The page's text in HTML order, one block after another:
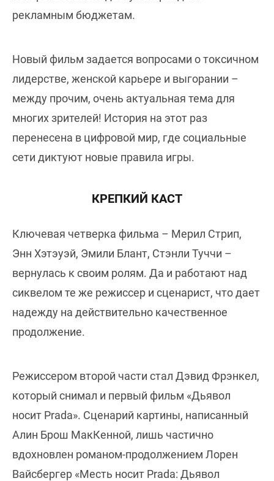
рекламным бюджетам.
Новый фильм задается вопросами о токсичном
лидерстве, женской карьере и выгорании –
между прочим, очень актуальная тема для
многих зрителей! История на этот раз
перенесена в цифровой мир, где социальные
сети диктуют новые правила игры.
КРЕПКИЙ КАСТ
Ключевая четверка фильма – Мерил Стрип,
Энн Хэтэуэй, Эмили Блант, Стэнли Туччи –
вернулась к своим ролям. Да и работают над
сиквелом те же режиссер и сценарист, что дает
надежду на действительно качественное
продолжение.
Режиссером второй части стал Дэвид Фрэнкел,
который снимал и первый фильм «Дьявол
носит Prada». Сценарий картины, написанный
Алин Брош МакКенной, лишь частично
вдохновлен романом-продолжением Лорен
Вайсбергер «Месть носит Prada: Дьявол